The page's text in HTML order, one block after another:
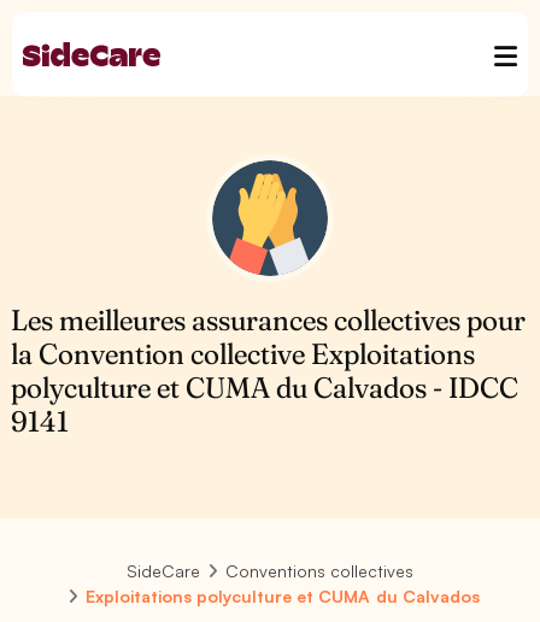
Les meilleures assurances collectives pour
la Convention collective Exploitations
polyculture et CUMA du Calvados - IDCC
9141
SideCare
Conventions collectives
Exploitations polyculture et CUMA du Calvados